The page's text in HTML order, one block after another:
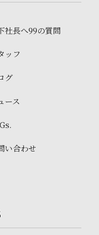
社長へ99の質問
ッフ
グ
ース
い合わせ